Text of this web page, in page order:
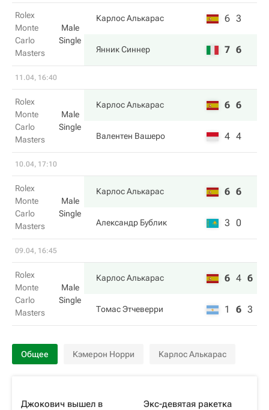
Rolex
Monte
Carlo
Masters
Male
Single
Карлос Алькарас 6 3
Янник Синнер 7 6
11.04, 16:40
Rolex
Monte
Carlo
Masters
Male
Single
Карлос Алькарас 6 6
Валентен Вашеро 4 4
10.04, 17:10
Rolex
Monte
Carlo
Masters
Male
Single
Карлос Алькарас 6 6
Александр Бублик 3 0
09.04, 16:45
Rolex
Monte
Carlo
Masters
Male
Single
Карлос Алькарас 6 4 6
Томас Этчеверри 1 6 3
Общее Кэмерон Норри Карлос Алькарас
Джокович вышел в
Экс-девятая ракетка